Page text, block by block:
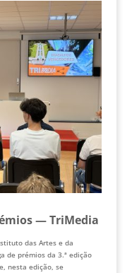
— TriMedia
das Artes e da
de prémios da 3.ª edição
nesta edição, se